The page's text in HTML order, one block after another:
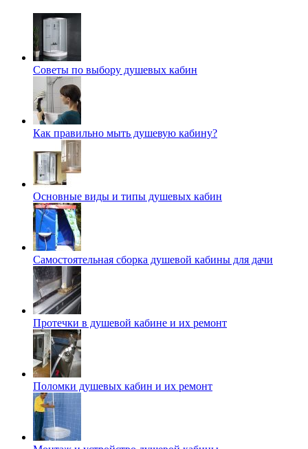
Советы по выбору душевых кабин
Как правильно мыть душевую кабину?
Основные виды и типы душевых кабин
Самостоятельная сборка душевой кабины для дачи
Протечки в душевой кабине и их ремонт
Поломки душевых кабин и их ремонт